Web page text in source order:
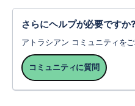
さらにヘルプが必要ですか?
アトラシアン コミュニティをご
コミュニティに質問